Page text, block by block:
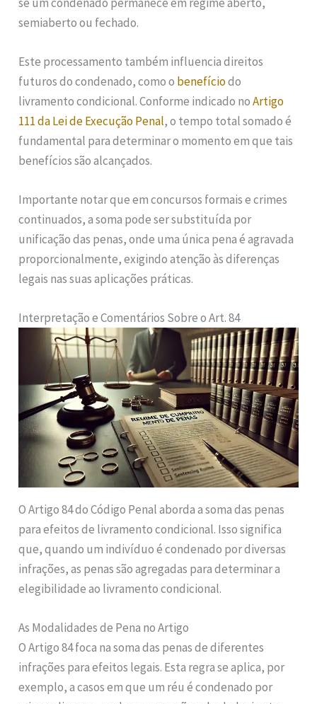
semiaberto ou fechado.
Este processamento também influencia direitos
futuros do condenado, como o benefíciodo
livramento condicional. Conforme indicado noArtigo
111 da Lei de Execução Penal, o tempo total somado é
fundamental para determinar o momento em que tais
benefícios são alcançados.
Importante notar que em concursos formais e crimes
continuados, a soma pode ser substituída por
unificação das penas, onde uma única pena é agravada
proporcionalmente, exigindo atenção às diferenças
legais nas suas aplicações práticas.
Interpretação e Comentários Sobre o Art. 84
O Artigo 84 do Código Penal aborda a soma das penas
para efeitos de livramento condicional. Isso significa
que, quando um indivíduo é condenado por diversas
infrações, as penas são agregadas para determinar a
elegibilidade ao livramento condicional.
As Modalidades de Pena no Artigo
O Artigo 84 foca na soma das penas de diferentes
infrações para efeitos legais. Esta regra se aplica, por
exemplo, a casos em que um réu é condenado por